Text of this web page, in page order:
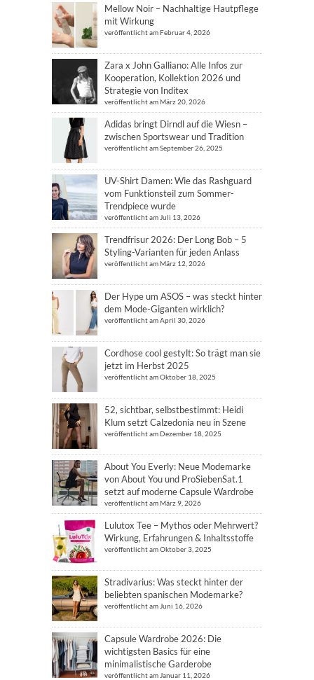
Mellow Noir – Nachhaltige Hautpflege
mit Wirkung
veröffentlicht am Februar 4, 2026
Zara x John Galliano: Alle Infos zur
Kooperation, Kollektion 2026 und
Strategie von Inditex
veröffentlicht am März 20, 2026
Adidas bringt Dirndl auf die Wiesn –
zwischen Sportswear und Tradition
veröffentlicht am September 26, 2025
UV-Shirt Damen: Wie das Rashguard
vom Funktionsteil zum Sommer-
Trendpiece wurde
veröffentlicht am Juli 13, 2026
Trendfrisur 2026: Der Long Bob – 5
Styling-Varianten für jeden Anlass
veröffentlicht am März 12, 2026
Der Hype um ASOS – was steckt hinter
dem Mode-Giganten wirklich?
veröffentlicht am April 30, 2026
Cordhose cool gestylt: So trägt man sie
jetzt im Herbst 2025
veröffentlicht am Oktober 18, 2025
52, sichtbar, selbstbestimmt: Heidi
Klum setzt Calzedonia neu in Szene
veröffentlicht am Dezember 18, 2025
About You Everly: Neue Modemarke
von About You und ProSiebenSat.1
setzt auf moderne Capsule Wardrobe
veröffentlicht am März 9, 2026
Lulutox Tee – Mythos oder Mehrwert?
Wirkung, Erfahrungen & Inhaltsstoffe
veröffentlicht am Oktober 3, 2025
Stradivarius: Was steckt hinter der
beliebten spanischen Modemarke?
veröffentlicht am Juni 16, 2026
Capsule Wardrobe 2026: Die
wichtigsten Basics für eine
minimalistische Garderobe
veröffentlicht am Januar 11, 2026